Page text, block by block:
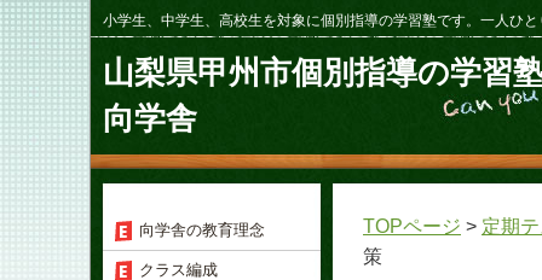
小学生、中学生、高校生を対象に個別指導の学習塾です。一人ひ
山梨県甲州市個別指導の学習
向学舎
TOPページ > 定期
策
向学舎の教育理念
クラス編成